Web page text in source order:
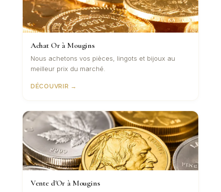
Achat Or à Mougins
Nous achetons vos pièces, lingots et bijoux au
meilleur prix du marché.
DÉCOUVRIR →
Vente d'Or à Mougins